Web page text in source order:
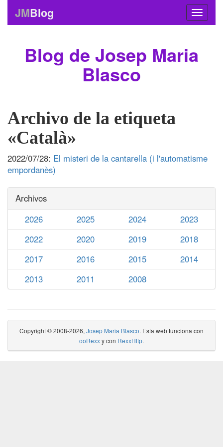
JMBlog
Blog de Josep Maria
Blasco
Archivo de la etiqueta
«Català»
2022/07/28: El misteri de la cantarella (i l'automatisme
empordanès)
Archivos
2026
2025 2024
2023
2022
2020 2019
2018
2017
2016 2015
2014
2013
2011 2008
Copyright © 2008-2026, Josep Maria Blasco. Esta web funciona con
ooRexxy con RexxHttp.